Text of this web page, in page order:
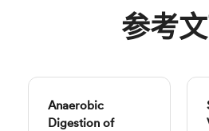
参考
Anaerobic
Digestion of